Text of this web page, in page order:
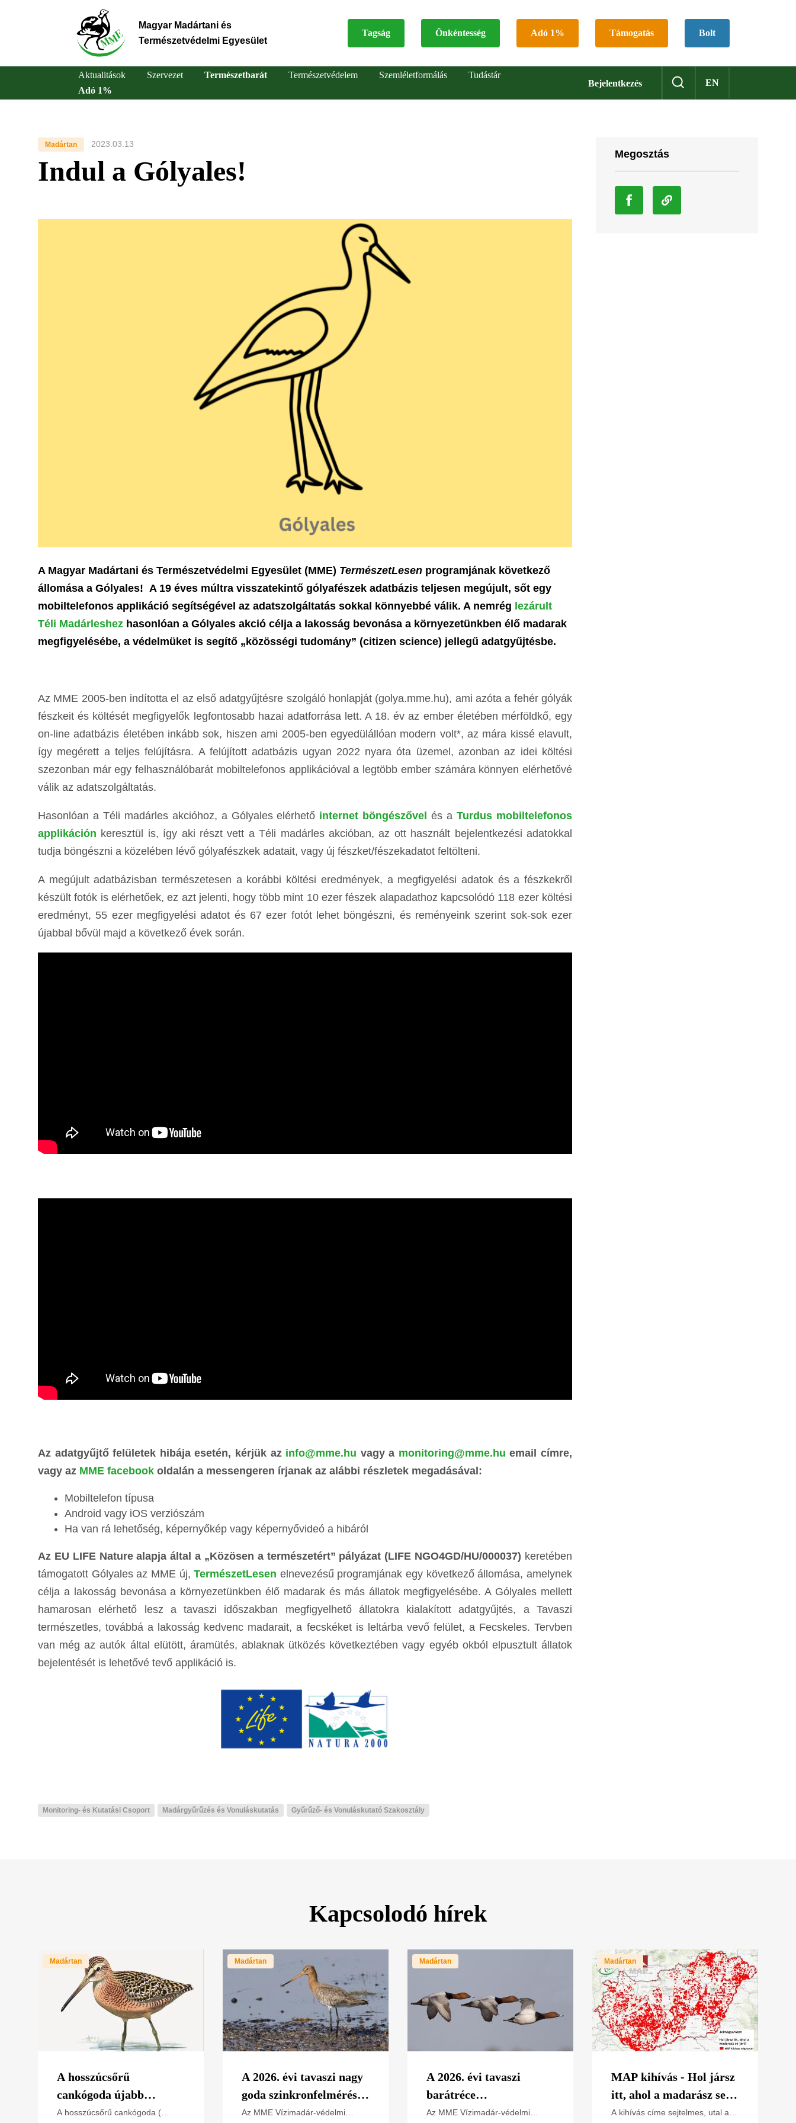
Magyar Madártani és
Természetvédelmi Egyesület
Top
Tagság Önkéntesség Adó 1% Támogatás Bolt
Bejelentkezés EN
Main
navigation
Aktualitások Szervezet Természetbarát Természetvédelem Szemléletformálás
Tudástár
Adó 1%
Madártan 2023.03.13
Indul a Gólyales!
A Magyar Madártani és Természetvédelmi Egyesület (MME) TermészetLesen programjának következő
állomása a Gólyales! A 19 éves múltra visszatekintő gólyafészek adatbázis teljesen megújult, sőt egy
mobiltelefonos applikáció segítségével az adatszolgáltatás sokkal könnyebbé válik. A nemrég lezárult
Téli Madárleshez hasonlóan a Gólyales akció célja a lakosság bevonása a környezetünkben élő madarak
megfigyelésébe, a védelmüket is segítő „közösségi tudomány” (citizen science) jellegű adatgyűjtésbe.
Az MME 2005-ben indította el az első adatgyűjtésre szolgáló honlapját (golya.mme.hu), ami azóta a fehér gólyák
fészkeit és költését megfigyelők legfontosabb hazai adatforrása lett. A 18. év az ember életében mérföldkő, egy
on-line adatbázis életében inkább sok, hiszen ami 2005-ben egyedülállóan modern volt*, az mára kissé elavult,
így megérett a teljes felújításra. A felújított adatbázis ugyan 2022 nyara óta üzemel, azonban az idei költési
szezonban már egy felhasználóbarát mobiltelefonos applikációval a legtöbb ember számára könnyen elérhetővé
válik az adatszolgáltatás.
Hasonlóan a Téli madárles akcióhoz, a Gólyales elérhető internet böngészővel és aTurdus mobiltelefonos
applikáción keresztül is, így aki részt vett a Téli madárles akcióban, az ott használt bejelentkezési adatokkal
tudja böngészni a közelében lévő gólyafészkek adatait, vagy új fészket/fészekadatot feltölteni.
A megújult adatbázisban természetesen a korábbi költési eredmények, a megfigyelési adatok és a fészkekről
készült fotók is elérhetőek, ez azt jelenti, hogy több mint 10 ezer fészek alapadathoz kapcsolódó 118 ezer költési
eredményt, 55 ezer megfigyelési adatot és 67 ezer fotót lehet böngészni, és reményeink szerint sok-sok ezer
újabbal bővül majd a következő évek során.
Az adatgyűjtő felületek hibája esetén, kérjük az info@mme.hu vagy a monitoring@mme.hu email címre,
vagy az MME facebook oldalán a messengeren írjanak az alábbi részletek megadásával:
Mobiltelefon típusa
Android vagy iOS verziószám
Ha van rá lehetőség, képernyőkép vagy képernyővideó a hibáról
Az EU LIFE Nature alapja által a „Közösen a természetért” pályázat (LIFE NGO4GD/HU/000037) keretében
támogatott Gólyales az MME új,TermészetLesen elnevezésű programjának egy következő állomása, amelynek
célja a lakosság bevonása a környezetünkben élő madarak és más állatok megfigyelésébe. A Gólyales mellett
hamarosan elérhető lesz a tavaszi időszakban megfigyelhető állatokra kialakított adatgyűjtés, a Tavaszi
természetles, továbbá a lakosság kedvenc madarait, a fecskéket is leltárba vevő felület, a Fecskeles. Tervben
van még az autók által elütött, áramütés, ablaknak ütközés következtében vagy egyéb okból elpusztult állatok
bejelentését is lehetővé tevő applikáció is.
Monitoring- és Kutatási Csoport Madárgyűrűzés és Vonuláskutatás Gyűrűző- és Vonuláskutató Szakosztály
Megosztás
Kapcsolodó hírek
Madártan
A hosszúcsőrű
cankógoda újabb
előfordulása a Dél-
A hosszúcsőrű cankógoda (
Madártan
A 2026. évi tavaszi nagy
goda szinkronfelmérés
eredményei
Az MME Vízimadár-védelmi
Madártan
A 2026. évi tavaszi
barátréce
szinkronfelmérés
Az MME Vízimadár-védelmi
Madártan
MAP kihívás - Hol jársz
itt, ahol a madarász se
járt?
A kihívás címe sejtelmes, utal az